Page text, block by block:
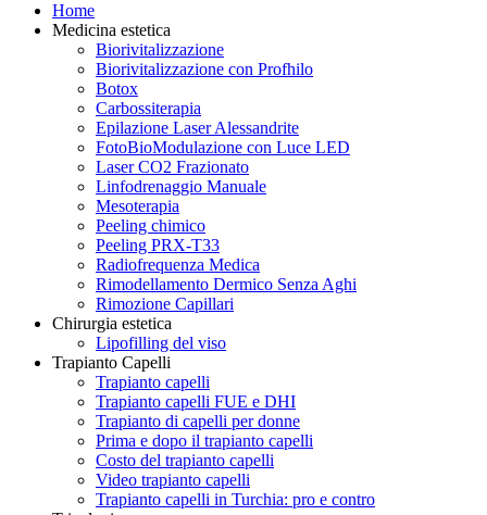
Home
Medicina estetica
Biorivitalizzazione
Biorivitalizzazione con Profhilo
Botox
Carbossiterapia
Epilazione Laser Alessandrite
FotoBioModulazione con Luce LED
Laser CO2 Frazionato
Linfodrenaggio Manuale
Mesoterapia
Peeling chimico
Peeling PRX-T33
Radiofrequenza Medica
Rimodellamento Dermico Senza Aghi
Rimozione Capillari
Chirurgia estetica
Lipofilling del viso
Trapianto Capelli
Trapianto capelli
Trapianto capelli FUE e DHI
Trapianto di capelli per donne
Prima e dopo il trapianto capelli
Costo del trapianto capelli
Video trapianto capelli
Trapianto capelli in Turchia: pro e contro